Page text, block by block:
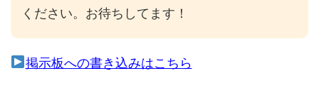
ください。お待ちしてます！
掲示板への書き込みはこちら